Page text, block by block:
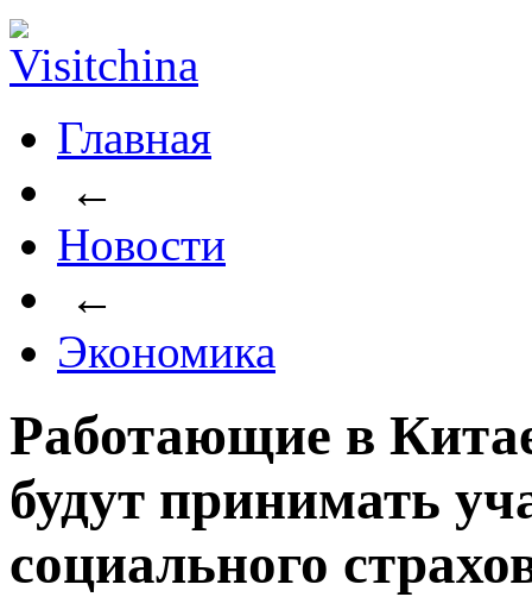
Главная
←
Новости
←
Экономика
Работающие в
будут принимать
социального